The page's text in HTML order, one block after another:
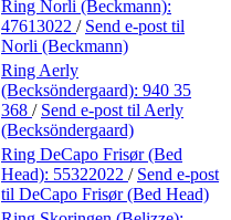
Ring Norli (Beckmann):
47613022 / Send e-post til
Norli (Beckmann)
Ring Aerly
(Becksöndergaard): 940 35
368 / Send e-post til Aerly
(Becksöndergaard)
Ring DeCapo Frisør (Bed
Head): 55322022 / Send e-post
til DeCapo Frisør (Bed Head)